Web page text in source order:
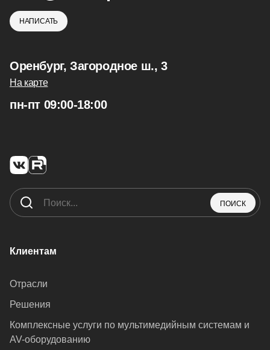
НАПИСАТЬ
Оренбург, Загородное ш., 3
На карте
пн-пт 09:00-18:00
ПОИСК
Клиентам
Отрасли
Решения
Комплексные услуги по мультимедийным системам и
AV-оборудованию